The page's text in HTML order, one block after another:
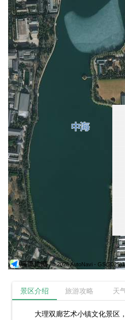
© 2026 AutoNavi -
景区介绍 旅游攻略 天
大理双廊艺术小镇文化景区